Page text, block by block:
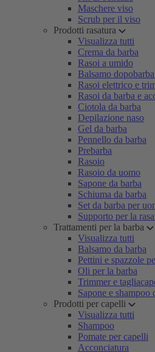
Maschere viso
Scrub per il viso
Prodotti rasatura
Visualizza tutti
Crema da barba
Rasoi a umido
Balsamo
Rasoi elettrico e
Rasoi da barba e
Ciotola da barba
Depilazione naso
Gel da barba
Pennello da barba
Prebarba
Rasoio
Rasoio da uomo
Sapone da barba
Schiuma da barba
Set da barba per
Supporto per la
Trattamenti per la barba
Visualizza tutti
Balsamo da barba
Pettini e spazzole
Oli per la barba
Trimmer e
Sapone e shampoo
Prodotti per capelli
Visualizza tutti
Shampoo
Pomate per capelli
Acconciatura